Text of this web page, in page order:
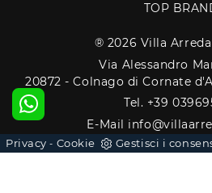
TOP
® 2026 Villa
Via Alessandro
20872 - Colnago di Cornate
Tel. +39
E-Mail
P.IVA
Privacy - Cookie Gestisci i